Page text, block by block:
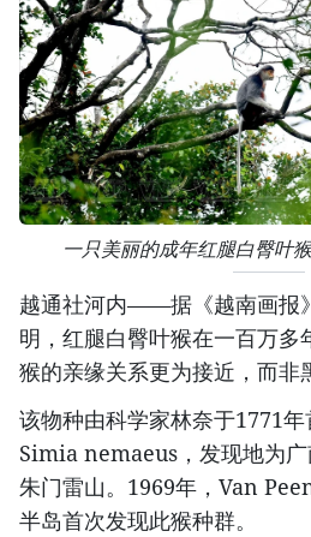
一只美丽的成年红腿白臀叶
越通社河内——据《越南画报
明，红腿白臀叶猴在一百万多
猴的亲缘关系更为接近，而非
该物种由科学家林奈于1771
Simia nemaeus，发现地为
朱门雷山。1969年，Van
半岛首次发现此猴种群。